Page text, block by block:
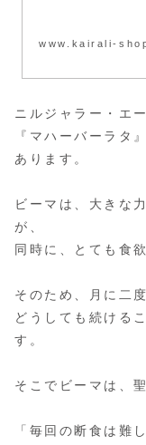
www.kairali-
ニルジャラー・エ
『マハーバーラタ
あります。
ビーマは、大きな
が、
同時に、とても食
そのため、月に二
どうしても続ける
す。
そこでビーマは、
「毎回の断食は難